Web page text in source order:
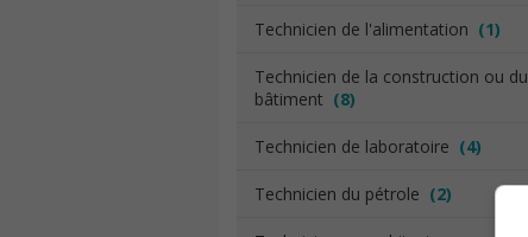
Technicien de l'alimentation (1)
Technicien de la construction ou du
bâtiment (8)
Technicien de laboratoire (4)
Technicien du pétrole (2)